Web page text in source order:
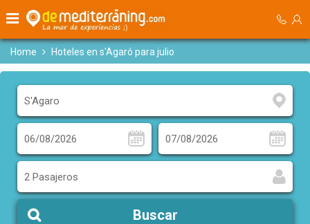
Home Hoteles en s'Agaró para julio
2 Pasajeros
Buscar